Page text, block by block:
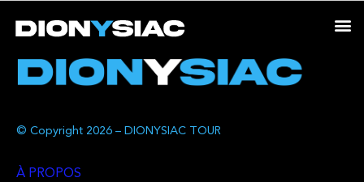
© Copyright 2026 – DIONYSIAC TOUR
À PROPOS